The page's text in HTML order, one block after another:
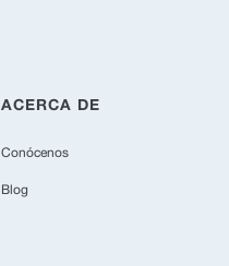
ACERCA DE
Conócenos
Blog